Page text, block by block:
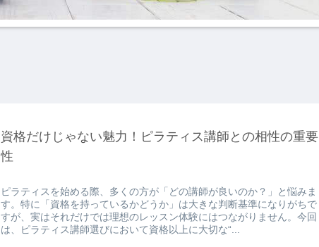
資格だけじゃない魅力！ピラティス講師との相性の重要
性
ピラティスを始める際、多くの方が「どの講師が良いのか？」と悩みま
す。特に「資格を持っているかどうか」は大きな判断基準になりがちで
すが、実はそれだけでは理想のレッスン体験にはつながりません。今回
は、ピラティス講師選びにおいて資格以上に大切な“...